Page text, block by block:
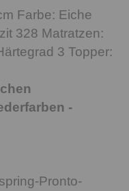
Farbe: Eiche
328 Matratzen:
3 Topper:
-
Pronto-